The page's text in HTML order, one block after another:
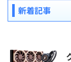
新着記事